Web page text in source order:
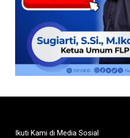
Ikuti Kami di Media Sosial